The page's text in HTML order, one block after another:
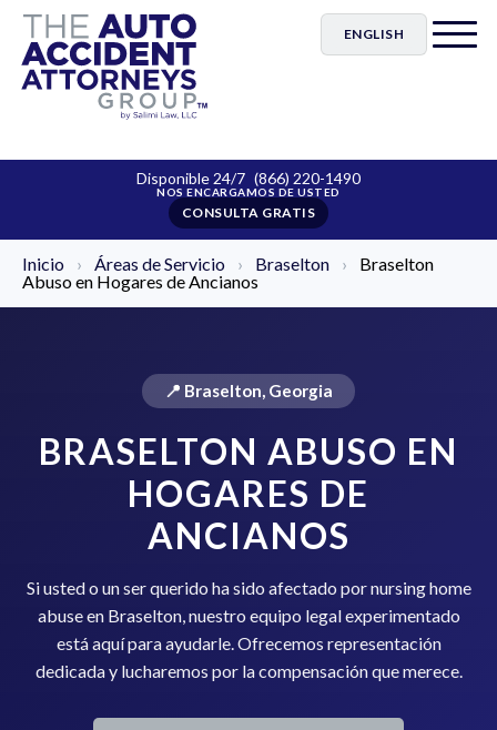
ENGLISH
Disponible 24/7 (866) 220-1490
CONSULTA GRATIS
Inicio › Áreas de Servicio › Braselton ›
Braselton
Abuso en Hogares de Ancianos
📍 Braselton, Georgia
BRASELTON ABUSO EN
HOGARES DE
ANCIANOS
Si usted o un ser querido ha sido afectado por nursing home
abuse en Braselton, nuestro equipo legal experimentado
está aquí para ayudarle. Ofrecemos representación
dedicada y lucharemos por la compensación que merece.